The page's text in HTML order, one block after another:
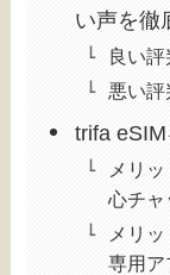
い声を徹
良い評
悪い評
trifa
メリ
心チャ
メリ
専用ア